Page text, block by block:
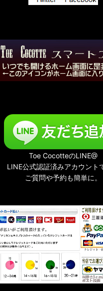
Toe CocotteのLINE@
LINE公式認証済みアカウント
ご質問や予約も簡単に。